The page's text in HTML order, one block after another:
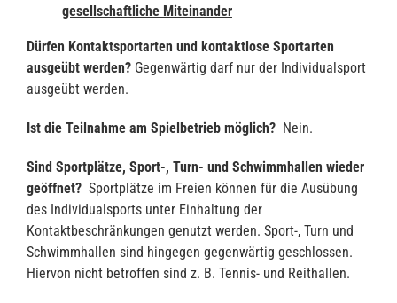
gesellschaftliche Miteinander
Dürfen Kontaktsportarten und kontaktlose Sportarten
ausgeübt werden? Gegenwärtig darf nur der Individualsport
ausgeübt werden.
Ist die Teilnahme am Spielbetrieb möglich? Nein.
Sind Sportplätze, Sport-, Turn- und Schwimmhallen wieder
geöffnet? Sportplätze im Freien können für die Ausübung
des Individualsports unter Einhaltung der
Kontaktbeschränkungen genutzt werden. Sport-, Turn und
Schwimmhallen sind hingegen gegenwärtig geschlossen.
Hiervon nicht betroffen sind z. B. Tennis- und Reithallen.